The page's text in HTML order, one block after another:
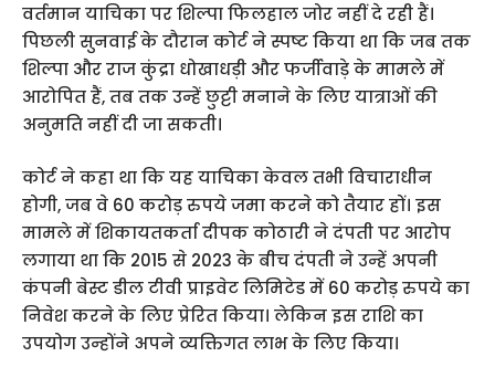
वर्तमान याचिका पर शिल्पा फिलहाल जोर नहीं दे रही हैं।
पिछली सुनवाई के दौरान कोर्ट ने स्पष्ट किया था कि जब तक
शिल्पा और राज कुंद्रा धोखाधड़ी और फर्जीवाड़े के मामले में
आरोपित हैं, तब तक उन्हें छुट्टी मनाने के लिए यात्राओं की
अनुमति नहीं दी जा सकती।
कोर्ट ने कहा था कि यह याचिका केवल तभी विचाराधीन
होगी, जब वे 60 करोड़ रुपये जमा करने को तैयार हों। इस
मामले में शिकायतकर्ता दीपक कोठारी ने दंपती पर आरोप
लगाया था कि 2015 से 2023 के बीच दंपती ने उन्हें अपनी
कंपनी बेस्ट डील टीवी प्राइवेट लिमिटेड में 60 करोड़ रुपये का
निवेश करने के लिए प्रेरित किया। लेकिन इस राशि का
उपयोग उन्होंने अपने व्यक्तिगत लाभ के लिए किया।